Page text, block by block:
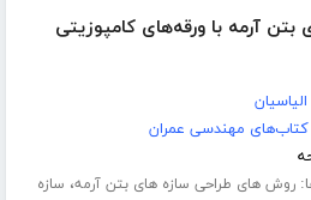
آرمه با ورقه‌های کامپوزیتی
کتاب‌های مهندسی عمران
روش های طراحی سازه های بتن آرمه، سازه